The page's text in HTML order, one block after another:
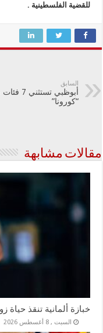
للقضية الفلسطينية .
السابق
أبوظبي
“كورونا”
مقالات مشابهة
خبازة ألمانية تنقذ حياة
السبت , 8 أغسطس 2026